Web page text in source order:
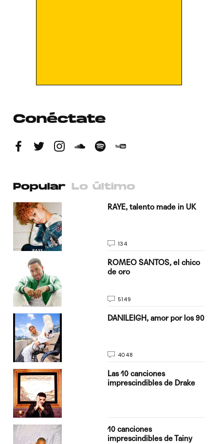
Conéctate
Popular Lo último
RAYE, talento made in UK
134
ROMEO SANTOS, el chico
de oro
5149
DANILEIGH, amor por los 90
4048
Las 10 canciones
imprescindibles de Drake
10 canciones
imprescindibles de Tainy